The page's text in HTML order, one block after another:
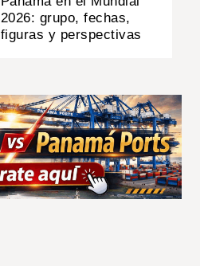
2026: grupo, fechas,
figuras y perspectivas